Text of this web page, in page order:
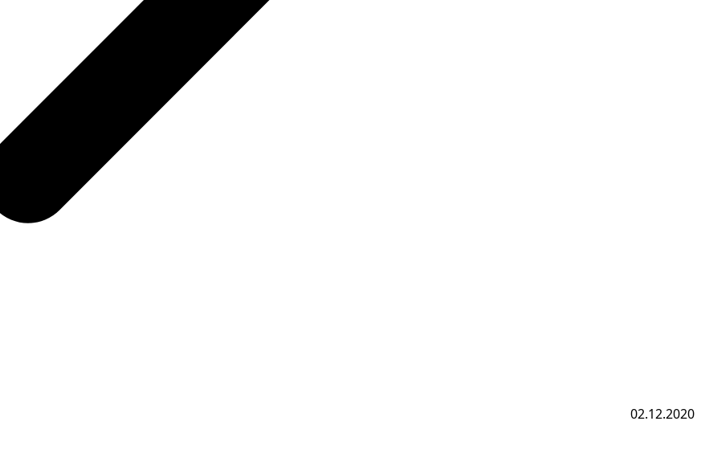
02.12.2020